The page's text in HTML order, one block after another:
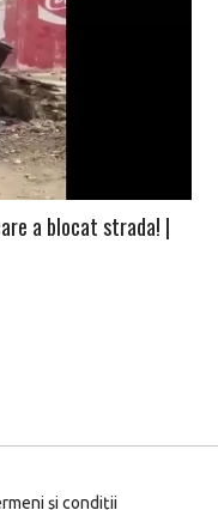
a blocat strada! |
și condiții